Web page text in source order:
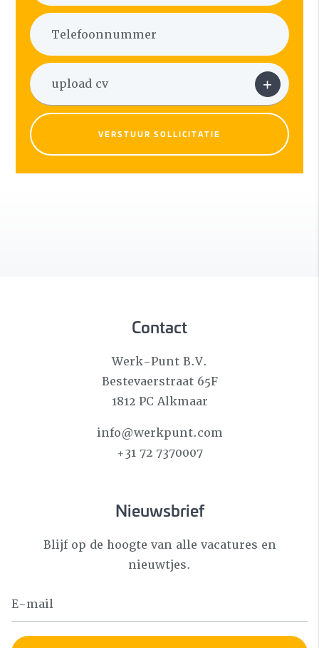
VERSTUUR SOLLICITATIE
Nieuwsbrief
Blijf op de hoogte van alle vacatures en
nieuwtjes.
Contact
Werk-Punt B.V.
Bestevaerstraat 65F
1812 PC Alkmaar
info@werkpunt.com
+31 72 7370007